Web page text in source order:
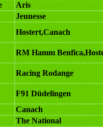
Aris
Jeunesse
Hostert,Canach
RM Hamm
Racing Rodange
F91 Düdelingen
Canach
The National